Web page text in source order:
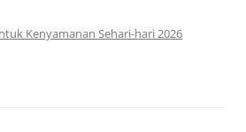
Kenyamanan Sehari-hari 2026